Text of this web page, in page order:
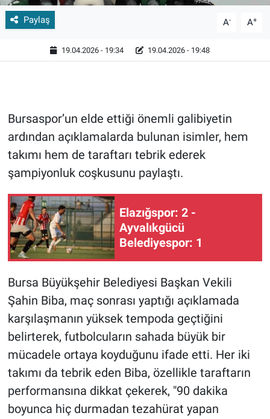
Paylaş A- A+
19.04.2026 - 19:34 19.04.2026 - 19:48
Bursaspor’un elde ettiği önemli galibiyetin
ardından açıklamalarda bulunan isimler, hem
takımı hem de taraftarı tebrik ederek
şampiyonluk coşkusunu paylaştı.
Elazığspor: 2 -
Ayvalıkgücü
Belediyespor: 1
Bursa Büyükşehir Belediyesi Başkan Vekili
Şahin Biba, maç sonrası yaptığı açıklamada
karşılaşmanın yüksek tempoda geçtiğini
belirterek, futbolcuların sahada büyük bir
mücadele ortaya koyduğunu ifade etti. Her iki
takımı da tebrik eden Biba, özellikle taraftarın
performansına dikkat çekerek, "90 dakika
boyunca hiç durmadan tezahürat yapan